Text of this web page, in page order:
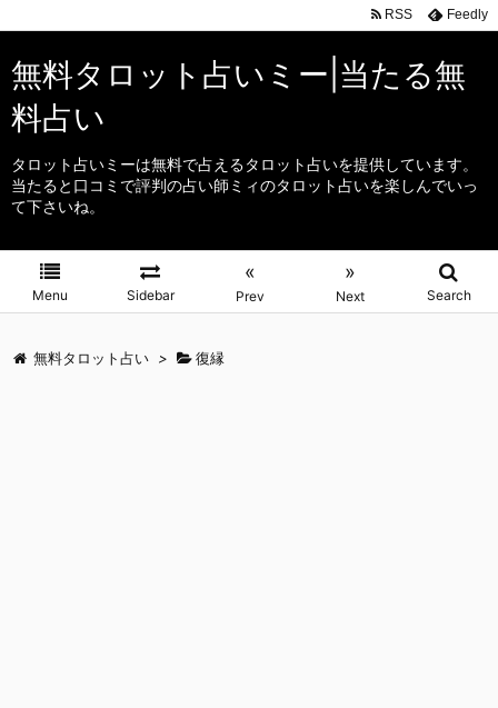
無料タロット占いミー|当たる無
料占い
タロット占いミーは無料で占えるタロット占いを提供しています。
当たると口コミで評判の占い師ミィのタロット占いを楽しんでいっ
て下さいね。
Menu Sidebar
«
Prev
»
Next Search
RSS Feedly
無料タロット占い > 復縁